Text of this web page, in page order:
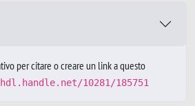
per citare o creare un link a questo
10281/185751